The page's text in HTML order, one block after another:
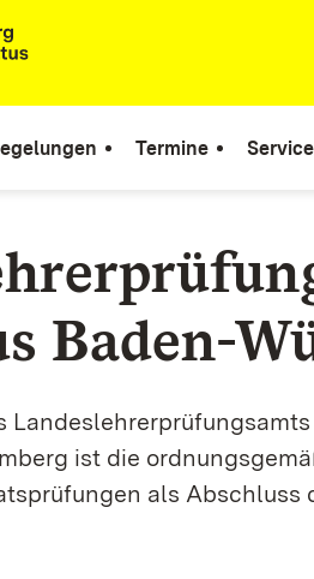
Termine Service
Baden-
ist die
als Abschluss